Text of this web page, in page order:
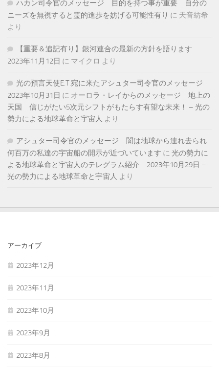
ハカン司令官のメッセージ 目的を持つ事が重要 自分の
ニーズを無視すると霊的進歩を妨げる可能性有り に 天音紡希
より
【重要＆追記有り】銀河連合の最新の方針を語ります
2023年11月12日 に マイクロ より
光の預言天使E.T.宛に来たアシュター司令官のメッセージ
2023年10月31日 に オーロラ・レイからのメッセージ 地上の
天国 信じがたい5次元シフトがもたらす有望な未来！ – 光の
勢力による地球革命と宇宙人 より
アシュター司令官のメッセージ 闇は地球から連れ去られ
何百万の私達の宇宙船の開示が近づいています に 光の勢力に
よる地球革命と宇宙人のテレグラム紹介 2023年10月29日 –
光の勢力による地球革命と宇宙人 より
アーカイブ
2023年12月
2023年11月
2023年10月
2023年9月
2023年8月